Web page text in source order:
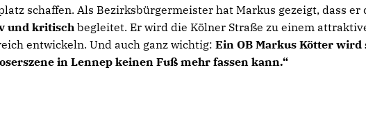
schaffen. Als Bezirksbürgermeister hat Markus gezeigt, dass er
und kritischbegleitet. Er wird die Kölner Straße zu einem
entwickeln. Und auch ganz wichtig:Ein OB Markus Kötter wird
in Lennep keinen Fuß mehr fassen kann.“